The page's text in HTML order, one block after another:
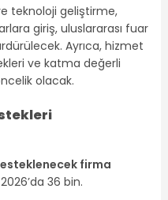
teknoloji geliştirme,
giriş, uluslararası fuar
Ayrıca, hizmet
ve katma değerli
olacak.
firma
36 bin.